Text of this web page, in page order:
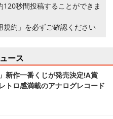
秒間投稿することができま
規約」 を必ずご確認ください
ース
新作一番くじが発売決定!A賞
トロ感満載のアナログレコード